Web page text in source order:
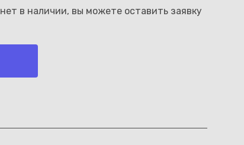
в наличии, вы можете оставить заявку